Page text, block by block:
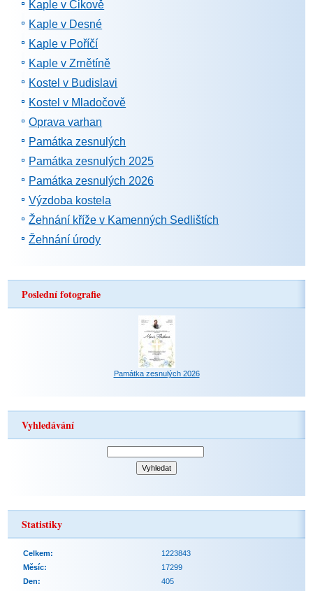
Kaple v Cikově
Kaple v Desné
Kaple v Poříčí
Kaple v Zrnětíně
Kostel v Budislavi
Kostel v Mladočově
Oprava varhan
Památka zesnulých
Památka zesnulých 2025
Památka zesnulých 2026
Výzdoba kostela
Žehnání kříže v Kamenných Sedlištích
Žehnání úrody
Poslední fotografie
Památka zesnulých 2026
Vyhledávání
Statistiky
Celkem:
1223843
Měsíc:
17299
Den:
405